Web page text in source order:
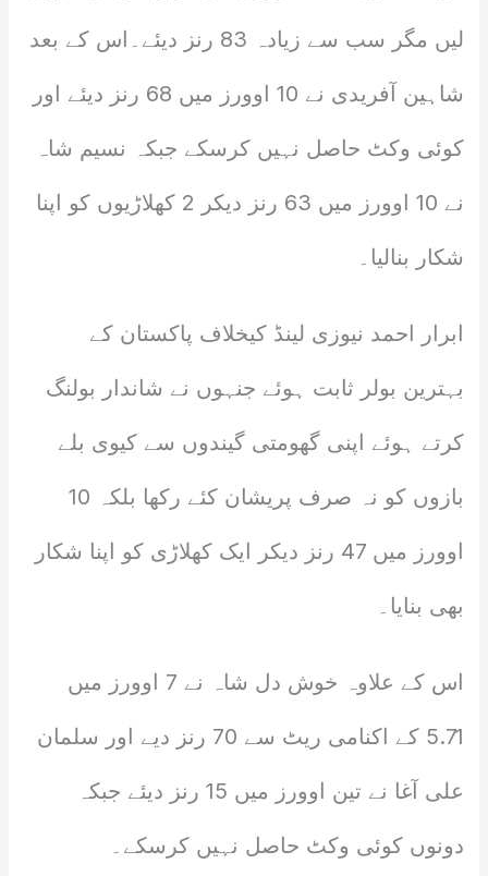
لیں مگر سب سے زیادہ 83 رنز دیئے۔اس کے بعد
شاہین آفریدی نے 10 اوورز میں 68 رنز دیئے اور
کوئی وکٹ حاصل نہیں کرسکے جبکہ نسیم شاہ
نے 10 اوورز میں 63 رنز دیکر 2 کھلاڑیوں کو اپنا
شکار بنالیا۔
ابرار احمد نیوزی لینڈ کیخلاف پاکستان کے
بہترین بولر ثابت ہوئے جنہوں نے شاندار بولنگ
کرتے ہوئے اپنی گھومتی گیندوں سے کیوی بلے
بازوں کو نہ صرف پریشان کئے رکھا بلکہ 10
اوورز میں 47 رنز دیکر ایک کھلاڑی کو اپنا شکار
بھی بنایا۔
اس کے علاوہ خوش دل شاہ نے 7 اوورز میں
5.71 کے اکنامی ریٹ سے 70 رنز دیے اور سلمان
علی آغا نے تین اوورز میں 15 رنز دیئے جبکہ
دونوں کوئی وکٹ حاصل نہیں کرسکے۔